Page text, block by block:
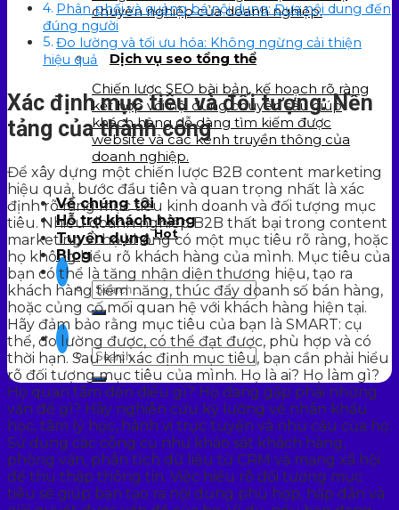
chuyên nghiệp của doanh nghiệp.
Dịch vụ seo tổng thể
Chiến lược SEO bài bản, kế hoạch rõ ràng
kết hợp với nội dung chuyên sâu giúp
khách hàng dễ dàng tìm kiếm được
website và các kênh truyền thông của
doanh nghiệp.
Về chúng tôi
Hỗ trợ khách hàng
Tuyển dụngHot
Blog
Phân phối và quảng bá nội dung: Đưa nội dung đến
đúng người
Đo lường và tối ưu hóa: Không ngừng cải thiện
hiệu quả
Xác định mục tiêu và đối tượng: Nền
tảng của thành công
Để xây dựng một chiến lược B2B content marketing
hiệu quả, bước đầu tiên và quan trọng nhất là xác
định rõ ràng mục tiêu kinh doanh và đối tượng mục
tiêu. Nhiều doanh nghiệp B2B thất bại trong content
marketing vì họ không có một mục tiêu rõ ràng, hoặc
họ không hiểu rõ khách hàng của mình. Mục tiêu của
bạn có thể là tăng nhận diện thương hiệu, tạo ra
khách hàng tiềm năng, thúc đẩy doanh số bán hàng,
hoặc củng cố mối quan hệ với khách hàng hiện tại.
Hãy đảm bảo rằng mục tiêu của bạn là SMART: cụ
thể, đo lường được, có thể đạt được, phù hợp và có
thời hạn. Sau khi xác định mục tiêu, bạn cần phải hiểu
rõ đối tượng mục tiêu của mình. Họ là ai? Họ làm gì?
Họ quan tâm đến điều gì? Họ đang gặp phải những
vấn đề gì? Hãy nghiên cứu kỹ lưỡng về nhân khẩu
học, tâm lý học, hành vi trực tuyến và nhu cầu của họ.
Sử dụng các công cụ như khảo sát khách hàng,
phỏng vấn, phân tích dữ liệu từ CRM và mạng xã hội
để thu thập thông tin. Việc hiểu rõ đối tượng mục
tiêu sẽ giúp bạn tạo ra nội dung phù hợp, hấp dẫn và